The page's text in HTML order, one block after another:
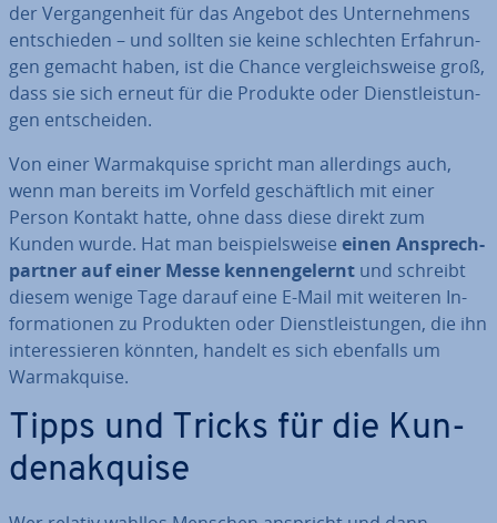
der Ver­gan­gen­heit für das Angebot des Un­ter­neh­mens
ent­schie­den – und sollten sie keine schlech­ten Er­fah­run­
gen gemacht haben, ist die Chance ver­gleichs­wei­se groß,
dass sie sich erneut für die Produkte oder Dienst­leis­tun­
gen ent­schei­den.
Von einer Warmak­qui­se spricht man al­ler­dings auch,
wenn man bereits im Vorfeld ge­schäft­lich mit einer
Person Kontakt hatte, ohne dass diese direkt zum
Kunden wurde. Hat man bei­spiels­wei­se einen An­sprech­
part­ner auf einer Messe ken­nen­ge­lernt und schreibt
diesem wenige Tage darauf eine E-Mail mit weiteren In­
for­ma­tio­nen zu Produkten oder Dienst­leis­tun­gen, die ihn
in­ter­es­sie­ren könnten, handelt es sich ebenfalls um
Warmak­qui­se.
Tipps und Tricks für die Kun­
den­ak­qui­se